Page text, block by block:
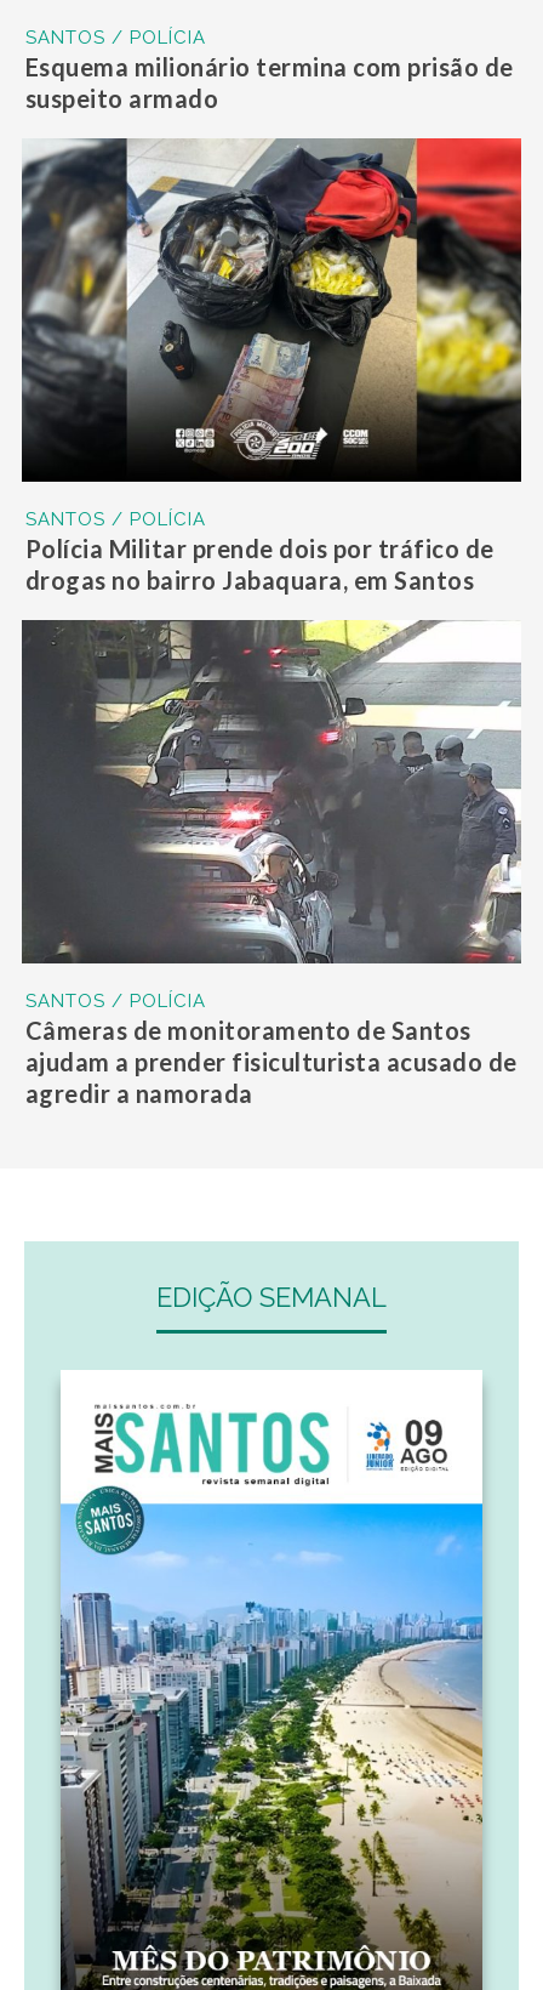
SANTOS / POLÍCIA
Esquema milionário termina com prisão de
suspeito armado
SANTOS / POLÍCIA
Polícia Militar prende dois por tráfico de
drogas no bairro Jabaquara, em Santos
SANTOS / POLÍCIA
Câmeras de monitoramento de Santos
ajudam a prender fisiculturista acusado de
agredir a namorada
EDIÇÃO SEMANAL